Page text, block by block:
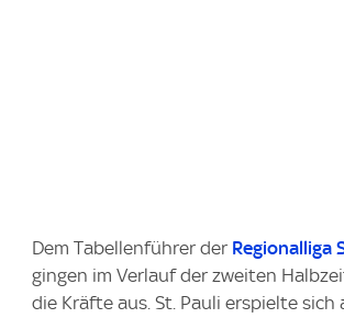
Dem Tabellenführer der Regionalliga
gingen im Verlauf der zweiten
die Kräfte aus. St. Pauli erspielte sich